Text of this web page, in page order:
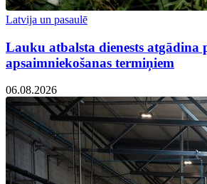
Latvija un pasaulē
Lauku atbalsta dienests atgādina
apsaimniekošanas termiņiem
06.08.2026